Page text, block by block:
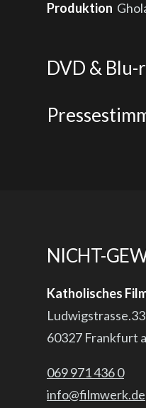
Produktion
DVD & Blu-
NICHT-
Katholisches
Ludwigstrasse.33
60327 Frankfurt
069 971 436 0
info@filmwerk.de